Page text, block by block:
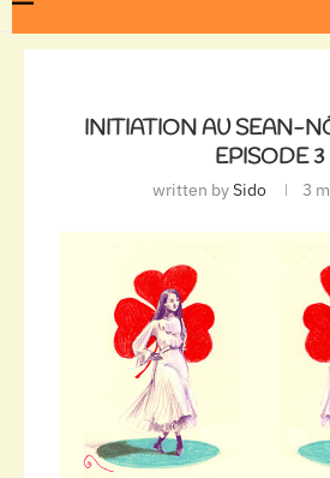
INITIATION AU SEAN-
EPISODE 3
written bySido 3